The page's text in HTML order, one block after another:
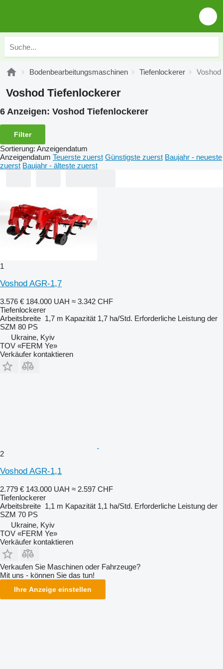
Bodenbearbeitungsmaschinen Tiefenlockerer Voshod
Voshod Tiefenlockerer
6 Anzeigen: Voshod Tiefenlockerer
Filter
Sortierung: Anzeigendatum
Anzeigendatum Teuerste zuerst Günstigste zuerst Baujahr - neueste
zuerst Baujahr - älteste zuerst
1
Voshod AGR-1,7
3.576 € 184.000 UAH ≈ 3.342 CHF
Tiefenlockerer
Arbeitsbreite 1,7 m Kapazität 1,7 ha/Std. Erforderliche Leistung der
SZM 80 PS
Ukraine, Kyiv
TOV «FERM Ye»
Verkäufer kontaktieren
2
Voshod AGR-1,1
2.779 € 143.000 UAH ≈ 2.597 CHF
Tiefenlockerer
Arbeitsbreite 1,1 m Kapazität 1,1 ha/Std. Erforderliche Leistung der
SZM 70 PS
Ukraine, Kyiv
TOV «FERM Ye»
Verkäufer kontaktieren
Verkaufen Sie Maschinen oder Fahrzeuge?
Mit uns - können Sie das tun!
Ihre Anzeige einstellen